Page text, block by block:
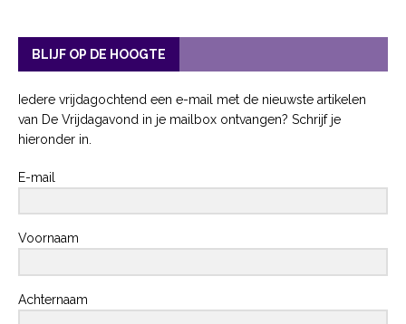
BLIJF OP DE HOOGTE
Iedere vrijdagochtend een e-mail met de nieuwste artikelen
van De Vrijdagavond in je mailbox ontvangen? Schrijf je
hieronder in.
E-mail
Voornaam
Achternaam